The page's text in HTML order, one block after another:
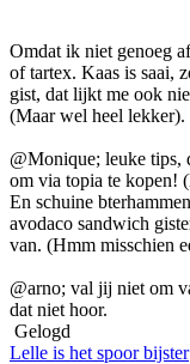
Omdat ik niet genoeg
of tartex. Kaas is saai,
gist, dat lijkt me ook
(Maar wel heel lekker).
@Monique; leuke tips,
om via topia te kopen!
En schuine
avodaco sandwich
van. (Hmm misschien
@arno; val jij niet om
dat niet hoor.
Gelogd
Lelle is het spoor bijster